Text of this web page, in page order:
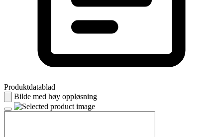
Produktdatablad
Bilde med høy oppløsning